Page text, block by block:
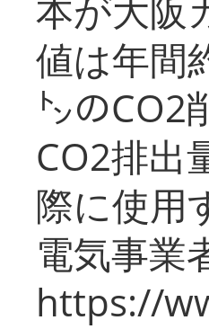
本が大阪
値は年間
㌧のCO2
CO2排出
際に使用
電気事業
https://